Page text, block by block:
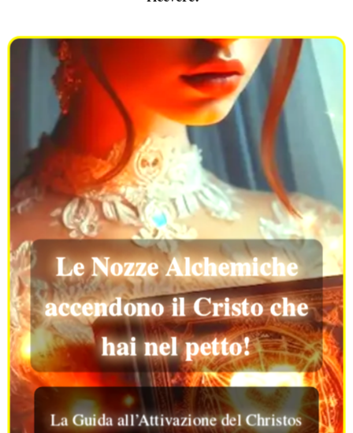
Le Nozze Alchemiche
accendono il Cristo che
hai nel petto!
La Guida all’Attivazione del Christos